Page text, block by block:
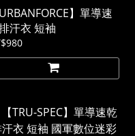
URBANFORCE】單導速
汗衣 短袖